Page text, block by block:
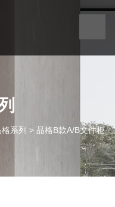
系列 > 品格B款A/B文件柜